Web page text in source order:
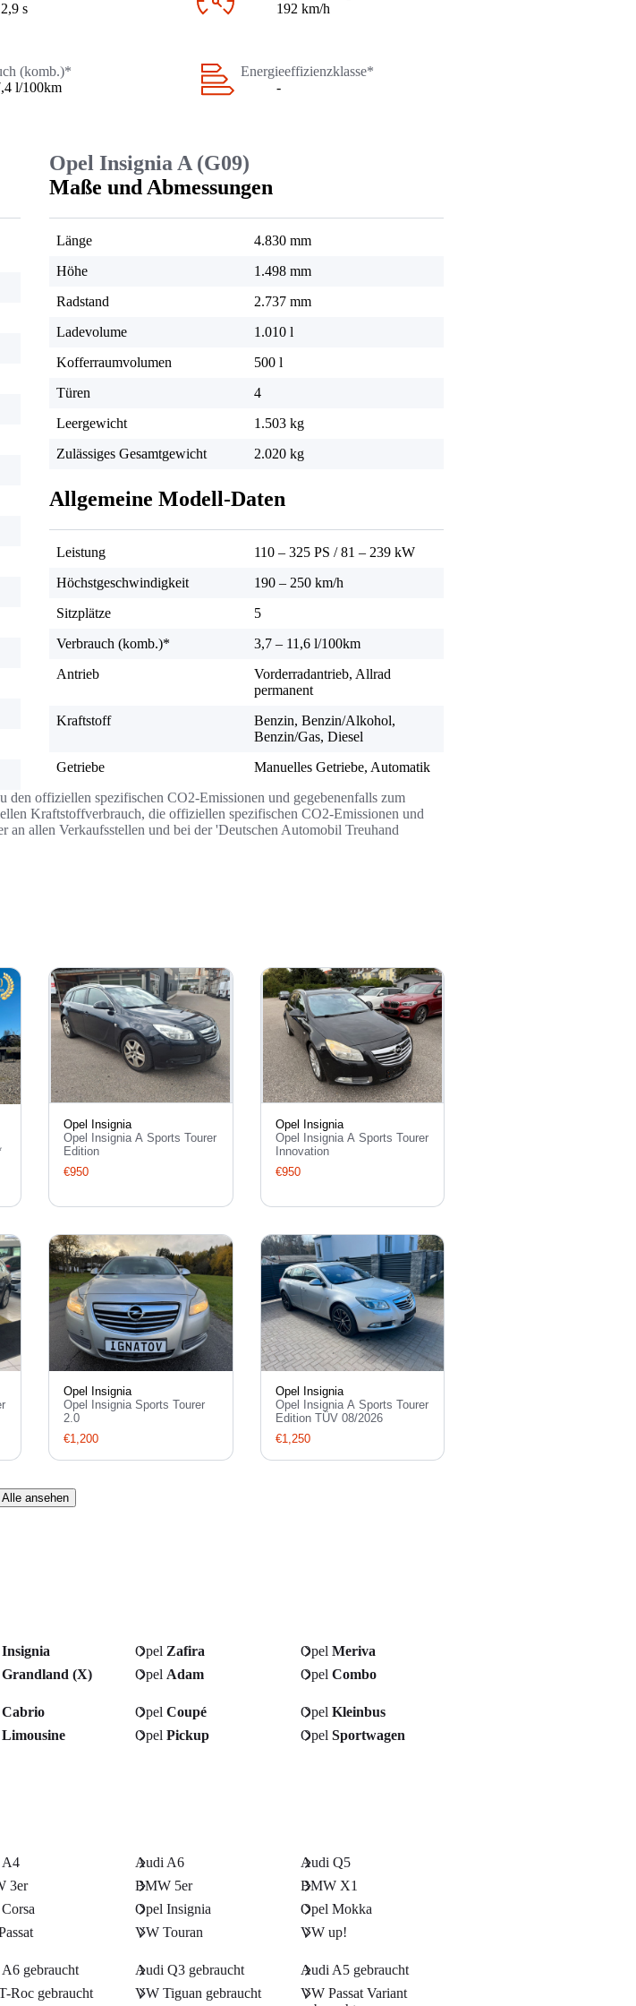
s
192 km/h
(komb.)*
l/100km
Energieeffizienzklasse*
-
Opel Insignia A (G09)
Maße und Abmessungen
Länge
4.830 mm
Höhe
1.498 mm
Radstand
2.737 mm
Ladevolume
1.010 l
Kofferraumvolumen
500 l
Türen
4
Leergewicht
1.503 kg
Zulässiges Gesamtgewicht
2.020 kg
Allgemeine Modell-Daten
Leistung 110 – 325 PS / 81 – 239 kW
Höchstgeschwindigkeit
190 – 250 km/h
Sitzplätze
5
Verbrauch (komb.)*
3,7 – 11,6 l/100km
Antrieb
Vorderradantrieb, Allrad
permanent
Kraftstoff
Benzin, Benzin/Alkohol,
Benzin/Gas, Diesel
Getriebe
Manuelles Getriebe, Automatik
offiziellen spezifischen CO2-Emissionen und gegebenenfalls zum
Kraftstoffverbrauch, die offiziellen spezifischen CO2-Emissionen und
allen Verkaufsstellen und bei der 'Deutschen Automobil Treuhand
Opel Insignia
Opel Insignia A Sports Tourer
Edition
€950
Opel Insignia
Opel Insignia A Sports Tourer
Innovation
€950
Opel Insignia
Opel Insignia Sports Tourer
2.0
€1,200
Opel Insignia
Opel Insignia A Sports Tourer
Edition TÜV 08/2026
€1,250
Alle ansehen
Insignia OpelZafira Opel Meriva
Grandland (X) OpelAdam Opel Combo
Cabrio OpelCoupé Opel Kleinbus
Limousine OpelPickup Opel Sportwagen
Audi A6
Audi Q5
3er BMW 5er
BMW X1
Opel Insignia
Opel Mokka
VW Touran VW up!
gebraucht Audi Q3 gebraucht
Audi A5 gebraucht
Roc gebraucht VW Tiguan gebraucht
VW Passat Variant